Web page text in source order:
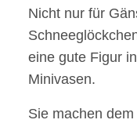
Nicht nur für
eine gute Figur
Minivasen.
Sie machen